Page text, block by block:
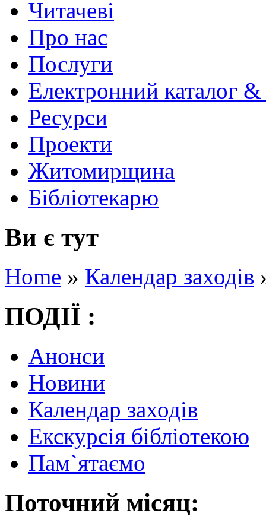
Читачеві
Про нас
Послуги
Електронний каталог
Ресурси
Проекти
Житомирщина
Бібліотекарю
Ви є тут
Home » Календар заходів
ПОДІЇ :
Анонси
Новини
Календар заходів
Екскурсія бібліотекою
Пам`ятаємо
Поточний місяц: